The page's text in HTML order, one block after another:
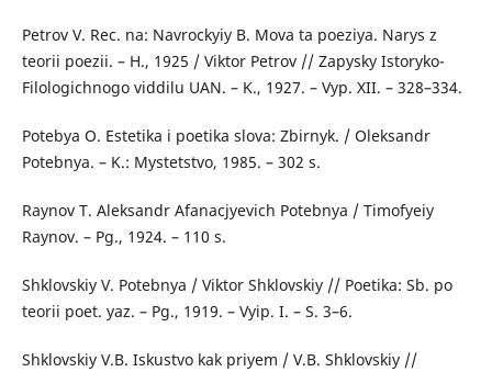
Petrov V. Rec. na: Navrockyiy B. Mova ta poeziya. Narys z
teorii poezii. – H., 1925 / Viktor Petrov // Zapysky Іstoryko-
Filologichnogo viddilu UAN. – K., 1927. – Vyp. XII. – 328–334.
Potebya O. Estetika i poetika slova: Zbirnyk. / Oleksandr
Potebnya. – K.: Mystetstvo, 1985. – 302 s.
Raynov T. Aleksandr Afanacjyevich Potebnya / Timofyeiy
Raynov. – Pg., 1924. – 110 s.
Shklovskiy V. Potebnya / Viktor Shklovskiy // Poetika: Sb. po
teorii poet. yaz. – Pg., 1919. – Vyip. I. – S. 3–6.
Shklovskiy V.B. Iskustvo kak priyem / V.B. Shklovskiy //